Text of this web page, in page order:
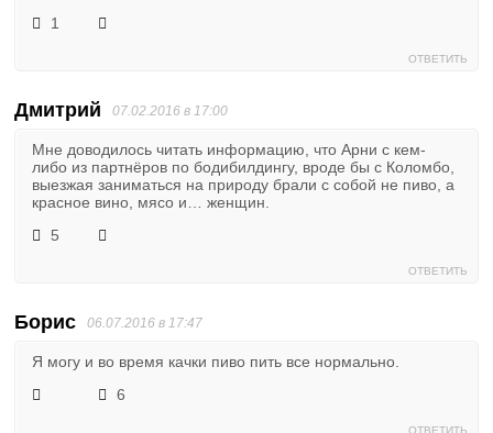
1
ОТВЕТИТЬ
Дмитрий 07.02.2016 в 17:00
Мне доводилось читать информацию, что Арни с кем-
либо из партнёров по бодибилдингу, вроде бы с Коломбо,
выезжая заниматься на природу брали с собой не пиво, а
красное вино, мясо и… женщин.
5
ОТВЕТИТЬ
Борис 06.07.2016 в 17:47
Я могу и во время качки пиво пить все нормально.
6
ОТВЕТИТЬ